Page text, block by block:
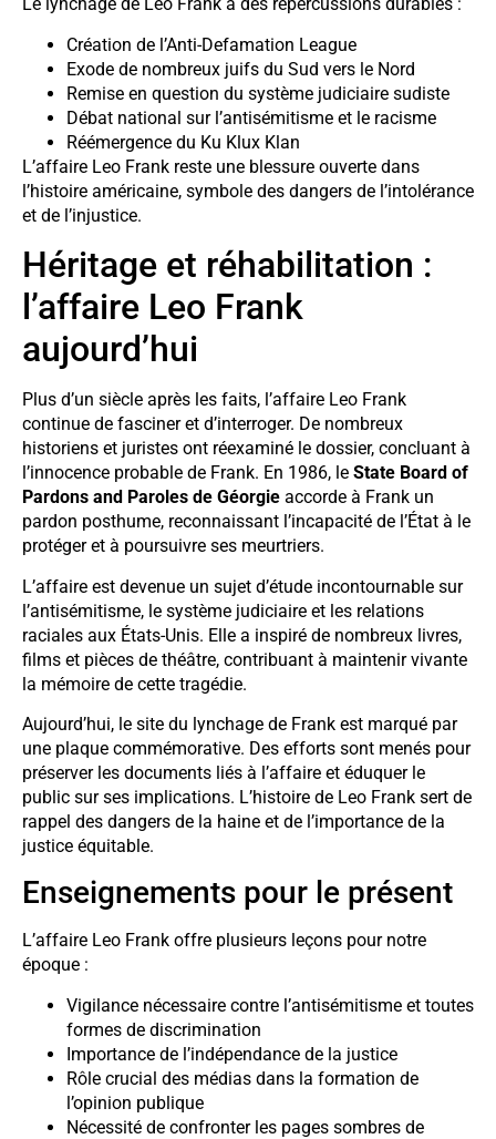
Le lynchage de Leo Frank a des répercussions durables :
Création de l’Anti-Defamation League
Exode de nombreux juifs du Sud vers le Nord
Remise en question du système judiciaire sudiste
Débat national sur l’antisémitisme et le racisme
Réémergence du Ku Klux Klan
L’affaire Leo Frank reste une blessure ouverte dans
l’histoire américaine, symbole des dangers de l’intolérance
et de l’injustice.
Héritage et réhabilitation :
l’affaire Leo Frank
aujourd’hui
Plus d’un siècle après les faits, l’affaire Leo Frank
continue de fasciner et d’interroger. De nombreux
historiens et juristes ont réexaminé le dossier, concluant à
l’innocence probable de Frank. En 1986, le State Board of
Pardons and Paroles de Géorgie accorde à Frank un
pardon posthume, reconnaissant l’incapacité de l’État à le
protéger et à poursuivre ses meurtriers.
L’affaire est devenue un sujet d’étude incontournable sur
l’antisémitisme, le système judiciaire et les relations
raciales aux États-Unis. Elle a inspiré de nombreux livres,
films et pièces de théâtre, contribuant à maintenir vivante
la mémoire de cette tragédie.
Aujourd’hui, le site du lynchage de Frank est marqué par
une plaque commémorative. Des efforts sont menés pour
préserver les documents liés à l’affaire et éduquer le
public sur ses implications. L’histoire de Leo Frank sert de
rappel des dangers de la haine et de l’importance de la
justice équitable.
Enseignements pour le présent
L’affaire Leo Frank offre plusieurs leçons pour notre
époque :
Vigilance nécessaire contre l’antisémitisme et toutes
formes de discrimination
Importance de l’indépendance de la justice
Rôle crucial des médias dans la formation de
l’opinion publique
Nécessité de confronter les pages sombres de